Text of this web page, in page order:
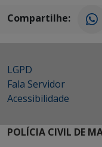
Compartilhe:
LGPD
Fala Servidor
Acessibilidade
POLÍCIA CIVIL DE